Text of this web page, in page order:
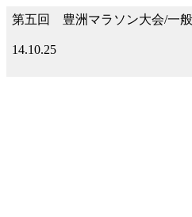
第五回 豊洲マラソン大会/一般
14.10.25